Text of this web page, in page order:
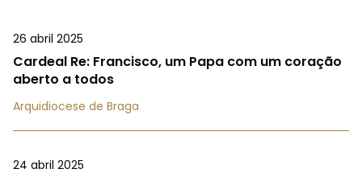
26 abril 2025
Cardeal Re: Francisco, um Papa com um coração
aberto a todos
Arquidiocese de Braga
24 abril 2025